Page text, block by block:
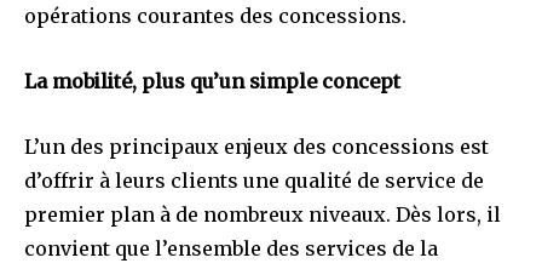
opérations courantes des concessions.
La mobilité, plus qu’un simple concept
L’un des principaux enjeux des concessions est
d’offrir à leurs clients une qualité de service de
premier plan à de nombreux niveaux. Dès lors, il
convient que l’ensemble des services de la